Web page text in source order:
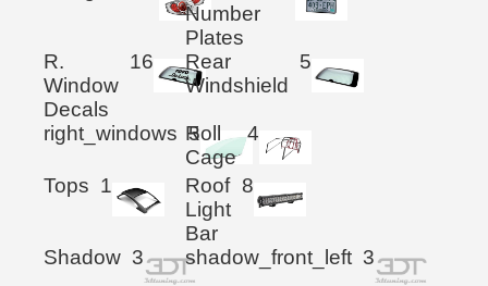
Number
Plates
R.
Window
Decals
16
Rear
Windshield
5
right_windows 5
Roll
Cage
4
Tops 1
Roof
Light
Bar
8
Shadow 3 shadow_front_left 3